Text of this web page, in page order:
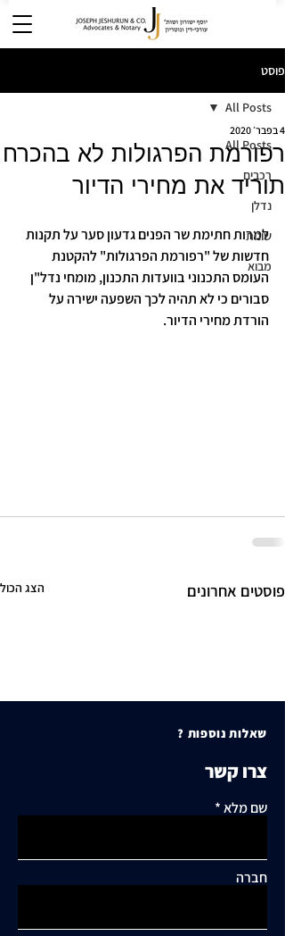
פוסט
All Posts
רכבים
נדלן
שונות
מבוא
All Posts
רפורמת הפרגולות לא בהכרח
תוריד את מחירי הדיור
4 בפבר׳ 2020
למרות חתימת שר הפנים גדעון סער על תקנות
חדשות של "רפורמת הפרגולות" להקטנת
העומס התכנוני בוועדות התכנון, מומחי נדל"ן
סבורים כי לא תהיה לכך השפעה ישירה על
הורדת מחירי הדיור.
פוסטים אחרונים הצג הכול
שאלות נוספות ?
צרו קשר
שם מלא
חברה